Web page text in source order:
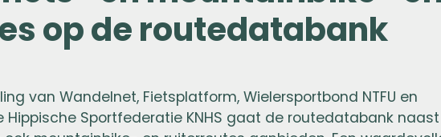
op de routedatabank
van Wandelnet, Fietsplatform, Wielersportbond NTFU en
Hippische Sportfederatie KNHS gaat de routedatabank naast